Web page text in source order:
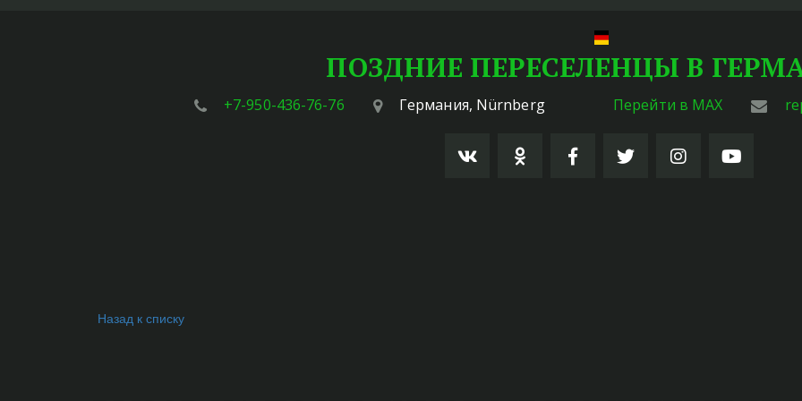
ПОЗДНИЕ ПЕРЕСЕЛЕНЦЫ В
+7-950-436-76-76 Германия, Nürnberg Перейти в MAX
Назад к списку